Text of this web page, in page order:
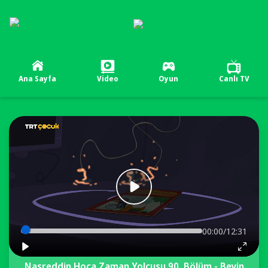
Ana Sayfa Video Oyun Canlı TV
00:00/12:31